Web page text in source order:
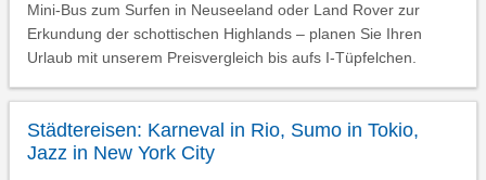
Mini-Bus zum Surfen in Neuseeland oder Land Rover zur
Erkundung der schottischen Highlands – planen Sie Ihren
Urlaub mit unserem Preisvergleich bis aufs I-Tüpfelchen.
Städtereisen: Karneval in Rio, Sumo in Tokio,
Jazz in New York City